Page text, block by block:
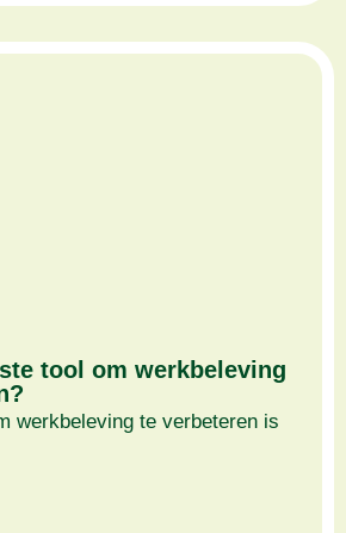
tool om werkbeleving
werkbeleving te verbeteren is